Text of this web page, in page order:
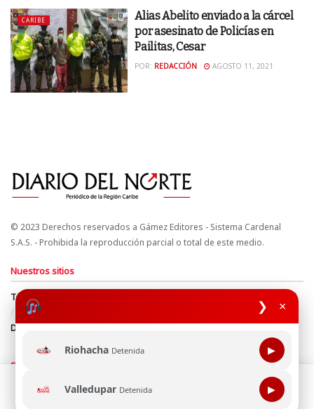
❯ ×
Riohacha Detenida ▶
Valledupar Detenida ▶
CARIBE
Alias Abelito enviado a la cárcel
por asesinato de Policías en
Pailitas, Cesar
POR: REDACCIÓN AGOSTO 11, 2021
© 2023 Derechos reservados a Gámez Editores - Sistema Cardenal
S.A.S. - Prohibida la reproducción parcial o total de este medio.
Nuestros sitios
Términos y Condiciones
Derechos de Autor y Propiedad Intelectual
Política de uso de cookies
Política de Tratamiento de Datos
Directrices Editoriales
Síguenos
Esta página web usa cookie para mejorar tu experiencia de
navegación, al continuar aceptas nuestra política de uso de